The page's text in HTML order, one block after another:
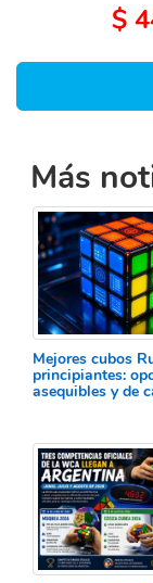
$
Más
Mejores cubos
principiantes:
asequibles y de